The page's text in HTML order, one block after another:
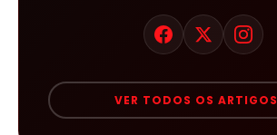
VER TODOS OS ARTIGOS